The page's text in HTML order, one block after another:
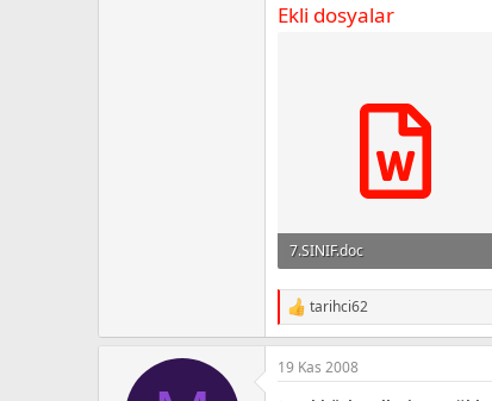
Ekli dosyalar
7.SINIF.doc
392.5 KB · Görüntüleme: 2,649
R
e
a
c
tarihci62
19 Kas 2008